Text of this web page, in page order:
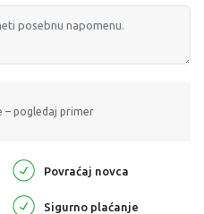
– pogledaj primer
Povraćaj novca
Sigurno plaćanje